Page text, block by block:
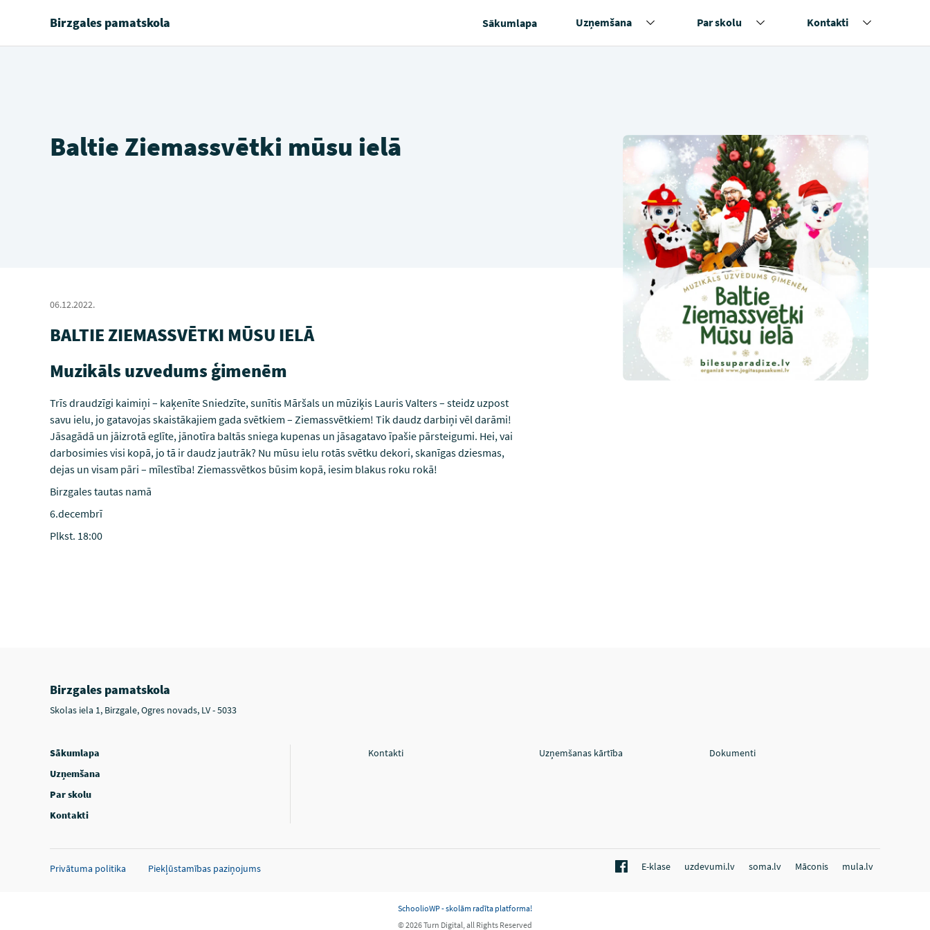
Birzgales pamatskola Sākumlapa Uzņemšana Par skolu Kontakti
Baltie Ziemassvētki mūsu ielā
06.12.2022.
BALTIE ZIEMASSVĒTKI MŪSU IELĀ
Muzikāls uzvedums ģimenēm
Trīs draudzīgi kaimiņi – kaķenīte Sniedzīte, sunītis Māršals un mūziķis Lauris Valters – steidz uzpost
savu ielu, jo gatavojas skaistākajiem gada svētkiem – Ziemassvētkiem! Tik daudz darbiņi vēl darāmi!
Jāsagādā un jāizrotā eglīte, jānotīra baltās sniega kupenas un jāsagatavo īpašie pārsteigumi. Hei, vai
darbosimies visi kopā, jo tā ir daudz jautrāk? Nu mūsu ielu rotās svētku dekori, skanīgas dziesmas,
dejas un visam pāri – mīlestība! Ziemassvētkos būsim kopā, iesim blakus roku rokā!
Birzgales tautas namā
6.decembrī
Plkst. 18:00
Birzgales pamatskola
Skolas iela 1, Birzgale, Ogres novads, LV - 5033
Sākumlapa
Uzņemšana
Par skolu
Kontakti
Kontakti Uzņemšanas kārtība Dokumenti
Privātuma politika Piekļūstamības paziņojums E-klase uzdevumi.lv soma.lv Māconis mula.lv
SchoolioWP - skolām radīta platforma!
© 2026 Turn Digital, all Rights Reserved